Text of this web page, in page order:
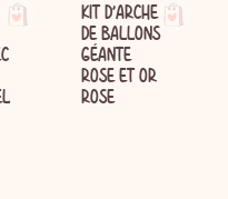
KIT D’ARCHE
DE BALLONS
GÉANTE
ROSE ET OR
ROSE